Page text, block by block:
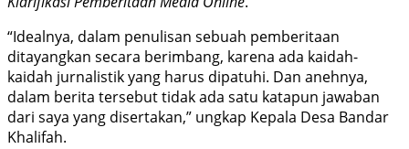
“Idealnya, dalam penulisan sebuah pemberitaan
ditayangkan secara berimbang, karena ada kaidah-
kaidah jurnalistik yang harus dipatuhi. Dan anehnya,
dalam berita tersebut tidak ada satu katapun jawaban
dari saya yang disertakan,” ungkap Kepala Desa Bandar
Khalifah.